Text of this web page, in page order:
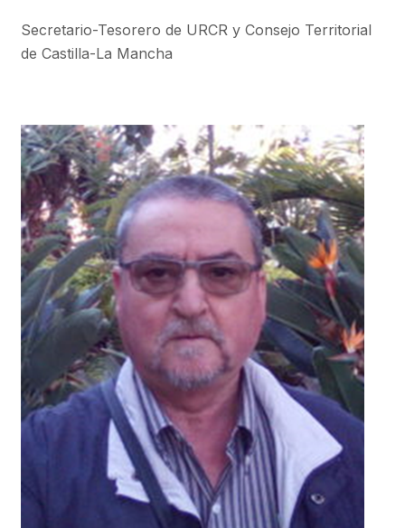
Secretario-Tesorero de URCR y Consejo Territorial
de Castilla-La Mancha